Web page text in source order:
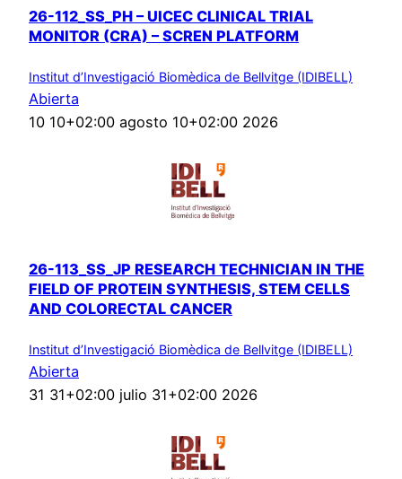
26-112_SS_PH – UICEC CLINICAL TRIAL
MONITOR (CRA) – SCREN PLATFORM
Institut d’Investigació Biomèdica de Bellvitge (IDIBELL)
Abierta
10 10+02:00 agosto 10+02:00 2026
26-113_SS_JP RESEARCH TECHNICIAN IN THE
FIELD OF PROTEIN SYNTHESIS, STEM CELLS
AND COLORECTAL CANCER
Institut d’Investigació Biomèdica de Bellvitge (IDIBELL)
Abierta
31 31+02:00 julio 31+02:00 2026